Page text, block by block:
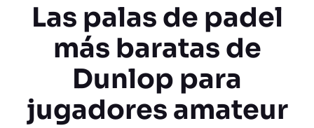
Las palas de padel
más baratas de
Dunlop para
jugadores amateur